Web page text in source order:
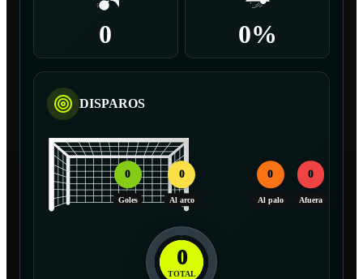
0 0%
DISPAROS
0
Goles
0
Al arco
0
Al palo
0
Afuera
0
TOTAL